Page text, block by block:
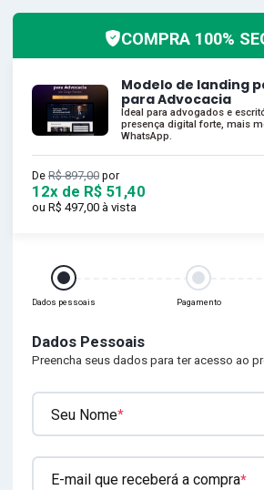
COMPRA 100%
Modelo de landing
para Advocacia
Ideal para advogados e
presença digital forte, mais
WhatsApp.
De R$ 897,00 por
12x de R$ 51,40
ou R$ 497,00 à vista
Dados pessoais Pagamento
Dados Pessoais
Preencha seus dados para ter acesso ao
Seu Nome*
E-mail que receberá a compra*